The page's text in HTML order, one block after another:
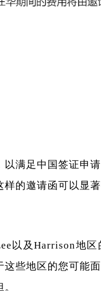
满足中国签证申
的邀请函可以显
以及Harrison地区
些地区的您可能